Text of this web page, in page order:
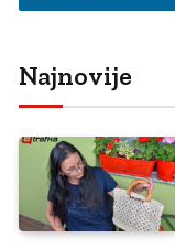
Najnovije